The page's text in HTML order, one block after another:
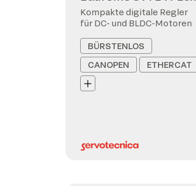
Kompakte digitale Regler
für DC- und BLDC-Motoren
BÜRSTENLOS
CANOPEN
ETHERCAT